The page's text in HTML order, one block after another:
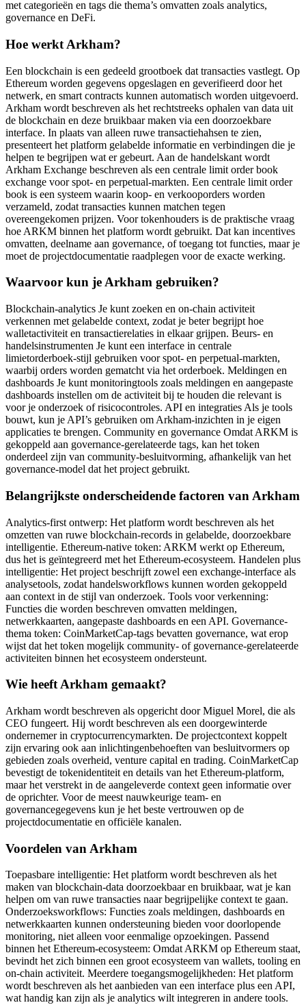
met categorieën en tags die thema’s omvatten zoals analytics,
governance en DeFi.
Hoe werkt Arkham?
Een blockchain is een gedeeld grootboek dat transacties vastlegt. Op
Ethereum worden gegevens opgeslagen en geverifieerd door het
netwerk, en smart contracts kunnen automatisch worden uitgevoerd.
Arkham wordt beschreven als het rechtstreeks ophalen van data uit
de blockchain en deze bruikbaar maken via een doorzoekbare
interface. In plaats van alleen ruwe transactiehahsen te zien,
presenteert het platform gelabelde informatie en verbindingen die je
helpen te begrijpen wat er gebeurt. Aan de handelskant wordt
Arkham Exchange beschreven als een centrale limit order book
exchange voor spot- en perpetual-markten. Een centrale limit order
book is een systeem waarin koop- en verkooporders worden
verzameld, zodat transacties kunnen matchen tegen
overeengekomen prijzen. Voor tokenhouders is de praktische vraag
hoe ARKM binnen het platform wordt gebruikt. Dat kan incentives
omvatten, deelname aan governance, of toegang tot functies, maar je
moet de projectdocumentatie raadplegen voor de exacte werking.
Waarvoor kun je Arkham gebruiken?
Blockchain-analytics Je kunt zoeken en on-chain activiteit
verkennen met gelabelde context, zodat je beter begrijpt hoe
walletactiviteit en transactierelaties in elkaar grijpen. Beurs- en
handelsinstrumenten Je kunt een interface in centrale
limietorderboek-stijl gebruiken voor spot- en perpetual-markten,
waarbij orders worden gematcht via het orderboek. Meldingen en
dashboards Je kunt monitoringtools zoals meldingen en aangepaste
dashboards instellen om de activiteit bij te houden die relevant is
voor je onderzoek of risicocontroles. API en integraties Als je tools
bouwt, kun je API’s gebruiken om Arkham-inzichten in je eigen
applicaties te brengen. Community en governance Omdat ARKM is
gekoppeld aan governance-gerelateerde tags, kan het token
onderdeel zijn van community-besluitvorming, afhankelijk van het
governance-model dat het project gebruikt.
Belangrijkste onderscheidende factoren van Arkham
Analytics-first ontwerp: Het platform wordt beschreven als het
omzetten van ruwe blockchain-records in gelabelde, doorzoekbare
intelligentie. Ethereum-native token: ARKM werkt op Ethereum,
dus het is geïntegreerd met het Ethereum-ecosysteem. Handelen plus
intelligentie: Het project beschrijft zowel een exchange-interface als
analysetools, zodat handelsworkflows kunnen worden gekoppeld
aan context in de stijl van onderzoek. Tools voor verkenning:
Functies die worden beschreven omvatten meldingen,
netwerkkaarten, aangepaste dashboards en een API. Governance-
thema token: CoinMarketCap-tags bevatten governance, wat erop
wijst dat het token mogelijk community- of governance-gerelateerde
activiteiten binnen het ecosysteem ondersteunt.
Wie heeft Arkham gemaakt?
Arkham wordt beschreven als opgericht door Miguel Morel, die als
CEO fungeert. Hij wordt beschreven als een doorgewinterde
ondernemer in cryptocurrencymarkten. De projectcontext koppelt
zijn ervaring ook aan inlichtingenbehoeften van besluitvormers op
gebieden zoals overheid, venture capital en trading. CoinMarketCap
bevestigt de tokenidentiteit en details van het Ethereum-platform,
maar het verstrekt in de aangeleverde context geen informatie over
de oprichter. Voor de meest nauwkeurige team- en
governancegegevens kun je het beste vertrouwen op de
projectdocumentatie en officiële kanalen.
Voordelen van Arkham
Toepasbare intelligentie: Het platform wordt beschreven als het
maken van blockchain-data doorzoekbaar en bruikbaar, wat je kan
helpen om van ruwe transacties naar begrijpelijke context te gaan.
Onderzoeksworkflows: Functies zoals meldingen, dashboards en
netwerkkaarten kunnen ondersteuning bieden voor doorlopende
monitoring, niet alleen voor eenmalige opzoekingen. Passend
binnen het Ethereum-ecosysteem: Omdat ARKM op Ethereum staat,
bevindt het zich binnen een groot ecosysteem van wallets, tooling en
on-chain activiteit. Meerdere toegangsmogelijkheden: Het platform
wordt beschreven als het aanbieden van een interface plus een API,
wat handig kan zijn als je analytics wilt integreren in andere tools.